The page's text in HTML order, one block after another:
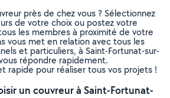
près de chez vous ? Sélectionnez
de votre choix ou postez votre
les membres à proximité de votre
vous met en relation avec tous les
et particuliers, à Saint-Fortunat-sur-
répondre rapidement.
rapide pour réaliser tous vos projets !
un couvreur à Saint-Fortunat-